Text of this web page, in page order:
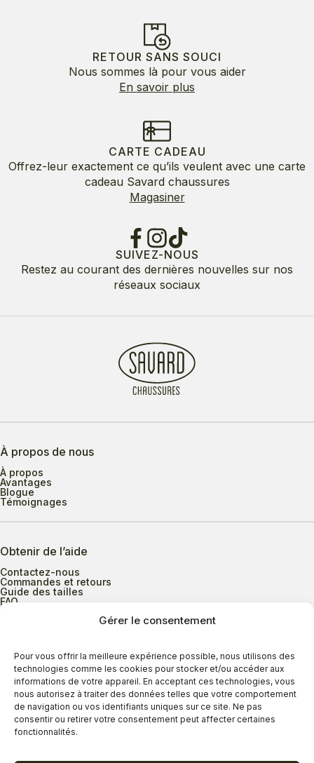
Gérer le consentement
Pour vous offrir la meilleure expérience possible, nous utilisons des
technologies comme les cookies pour stocker et/ou accéder aux
informations de votre appareil. En acceptant ces technologies, vous
nous autorisez à traiter des données telles que votre comportement
de navigation ou vos identifiants uniques sur ce site. Ne pas
consentir ou retirer votre consentement peut affecter certaines
fonctionnalités.
RETOUR SANS SOUCI
Nous sommes là pour vous aider
En savoir plus
CARTE CADEAU
Offrez-leur exactement ce qu’ils veulent avec une carte
cadeau Savard chaussures
Magasiner
SUIVEZ-NOUS
Restez au courant des dernières nouvelles sur nos
réseaux sociaux
À propos de nous
À propos
Avantages
Blogue
Témoignages
Obtenir de l’aide
Contactez-nous
Commandes et retours
Guide des tailles
FAQ
Heures d’ouverture
Lundi au mercredi
9h00 à 17h30
Jeudi
9h00 à 20h00
Vendredi
9h00 à 18h00
Dimanche
11h00 à 16h30